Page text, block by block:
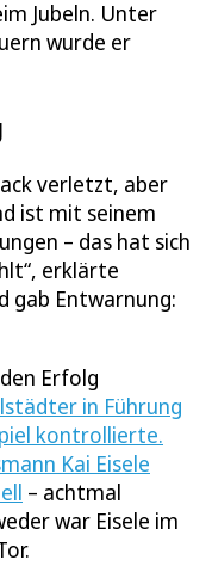
Jubeln. Unter
wurde er
verletzt, aber
ist mit seinem
– das hat sich
erklärte
gab Entwarnung:
Erfolg
in Führung
kontrollierte.
Kai Eisele
– achtmal
war Eisele im